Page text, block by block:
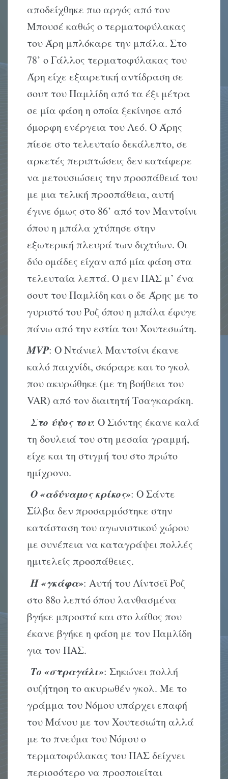
αποδείχθηκε πιο αργός από τον
Μπουσέ καθώς ο τερματοφύλακας
του Άρη μπλόκαρε την μπάλα. Στο
78’ ο Γάλλος τερματοφύλακας του
Άρη είχε εξαιρετική αντίδραση σε
σουτ του Παμλίδη από τα έξι μέτρα
σε μία φάση η οποία ξεκίνησε από
όμορφη ενέργεια του Λεό. Ο Άρης
πίεσε στο τελευταίο δεκάλεπτο, σε
αρκετές περιπτώσεις δεν κατάφερε
να μετουσιώσεις την προσπάθειά του
με μια τελική προσπάθεια, αυτή
έγινε όμως στο 86’ από τον Μαντσίνι
όπου η μπάλα χτύπησε στην
εξωτερική πλευρά των διχτύων. Οι
δύο ομάδες είχαν από μία φάση στα
τελευταία λεπτά. Ο μεν ΠΑΣ μ’ ένα
σουτ του Παμλίδη και ο δε Άρης με το
γυριστό του Ροζ όπου η μπάλα έφυγε
πάνω από την εστία του Χουτεσιώτη.
MVP: Ο Ντάνιελ Μαντσίνι έκανε
καλό παιχνίδι, σκόραρε και το γκολ
που ακυρώθηκε (με τη βοήθεια του
VAR) από τον διαιτητή Τσαγκαράκη.
Στο ύψος του: Ο Σιόντης έκανε καλά
τη δουλειά του στη μεσαία γραμμή,
είχε και τη στιγμή του στο πρώτο
ημίχρονο.
Ο «αδύναμος κρίκος»: Ο Σάντε
Σίλβα δεν προσαρμόστηκε στην
κατάσταση του αγωνιστικού χώρου
με συνέπεια να καταγράψει πολλές
ημιτελείς προσπάθειες.
Η «γκάφα»: Αυτή του Λίντσεϊ Ροζ
στο 88ο λεπτό όπου λανθασμένα
βγήκε μπροστά και στο λάθος που
έκανε βγήκε η φάση με τον Παμλίδη
για τον ΠΑΣ.
Το «στραγάλι»: Σηκώνει πολλή
συζήτηση το ακυρωθέν γκολ. Με το
γράμμα του Νόμου υπάρχει επαφή
του Μάνου με τον Χουτεσιώτη αλλά
με το πνεύμα του Νόμου ο
τερματοφύλακας του ΠΑΣ δείχνει
περισσότερο να προσποιείται